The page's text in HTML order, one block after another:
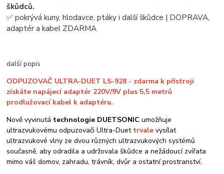
škůdců.
✅ pokrývá kuny, hlodavce, ptáky i další škůdce | DOPRAVA,
adaptér a kabel ZDARMA
další popis
ODPUZOVAČ ULTRA-DUET LS-928 - zdarma k přístroji
získáte napájecí adaptér 220V/9V plus 5,5 metrů
prodlužovací kabel k adaptéru.
Nově vyvinutá technologie DUETSONICumožňuje
ultrazvukovému odpuzovači Ultra-Duet trvalevysílat
ultrazvukové vlny ze dvou různých ultrazvukových systémů
současně, aby odradila a udržovala škůdce a nežádoucí zvířata
mimo váš domov, zahradu, trávník, dvůr a ostatní prostranství.